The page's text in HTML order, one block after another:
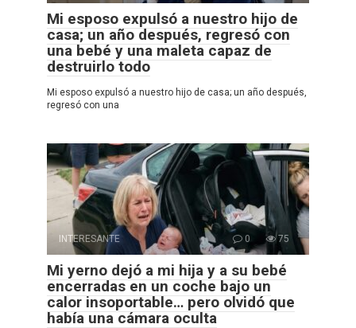
Mi esposo expulsó a nuestro hijo de
casa; un año después, regresó con
una bebé y una maleta capaz de
destruirlo todo
Mi esposo expulsó a nuestro hijo de casa; un año después,
regresó con una
INTERESANTE 0 75
Mi yerno dejó a mi hija y a su bebé
encerradas en un coche bajo un
calor insoportable… pero olvidó que
había una cámara oculta